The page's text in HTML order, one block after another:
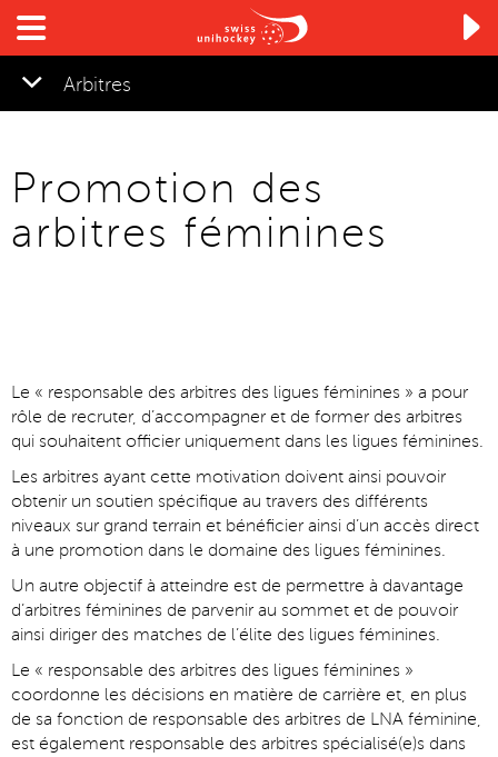

Arbitres
Promotion des
arbitres féminines
Le « responsable des arbitres des ligues féminines » a pour
rôle de recruter, d’accompagner et de former des arbitres
qui souhaitent officier uniquement dans les ligues féminines.
Les arbitres ayant cette motivation doivent ainsi pouvoir
obtenir un soutien spécifique au travers des différents
niveaux sur grand terrain et bénéficier ainsi d’un accès direct
à une promotion dans le domaine des ligues féminines.
Un autre objectif à atteindre est de permettre à davantage
d’arbitres féminines de parvenir au sommet et de pouvoir
ainsi diriger des matches de l’élite des ligues féminines.
Le « responsable des arbitres des ligues féminines »
coordonne les décisions en matière de carrière et, en plus
de sa fonction de responsable des arbitres de LNA féminine,
est également responsable des arbitres spécialisé(e)s dans